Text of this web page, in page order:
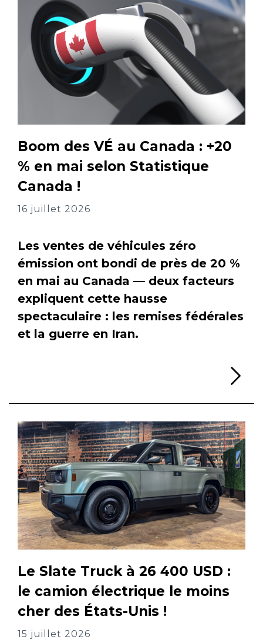
Boom des VÉ au Canada : +20
% en mai selon Statistique
Canada !
16 juillet 2026
Les ventes de véhicules zéro
émission ont bondi de près de 20 %
en mai au Canada — deux facteurs
expliquent cette hausse
spectaculaire : les remises fédérales
et la guerre en Iran.
Le Slate Truck à 26 400 USD :
le camion électrique le moins
cher des États-Unis !
15 juillet 2026